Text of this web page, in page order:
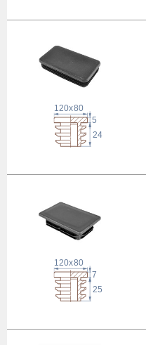
5
24
80
x
120
7
25
80
x
120